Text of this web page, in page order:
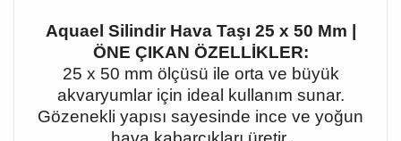
Aquael Silindir Hava Taşı 25 x 50 Mm |
ÖNE ÇIKAN ÖZELLİKLER:
25 x 50 mm ölçüsü ile orta ve büyük
akvaryumlar için ideal kullanım sunar.
Gözenekli yapısı sayesinde ince ve yoğun